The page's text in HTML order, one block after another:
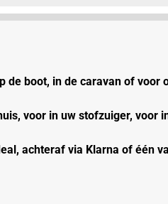
de boot, in de caravan of voor
voor in uw stofzuiger, voor
achteraf via Klarna of één